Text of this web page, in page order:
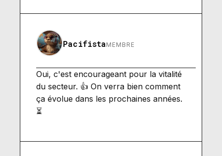
PacifistaMEMBRE
Oui, c'est encourageant pour la vitalité
du secteur. 👍 On verra bien comment
ça évolue dans les prochaines années.
⏳